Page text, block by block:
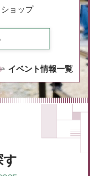
ョップ
イベント情報一覧
す